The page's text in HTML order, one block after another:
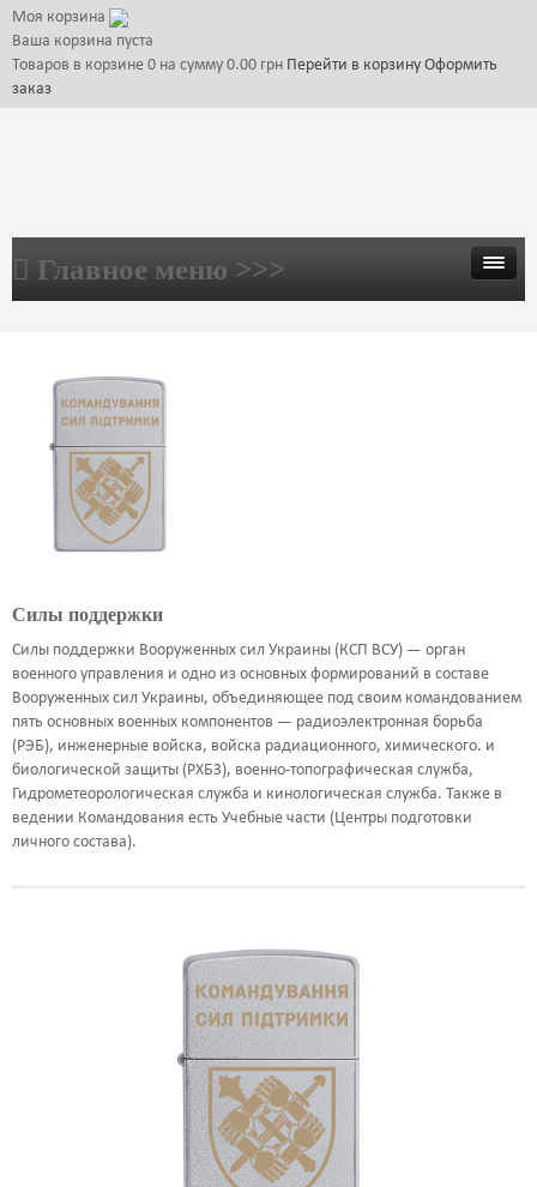
Моя корзина
Ваша корзина пуста
Товаров в корзине 0 на сумму 0.00 грн Перейти в корзину Оформить
заказ
Главное меню >>>
ТОВАРЫ
ГАЛЕРЕЯ
ЦЕНЫ
ШРИФТЫ
НАДПИСИ
КОНТАКТЫ
Силы поддержки
Силы поддержки Вооруженных сил Украины (КСП ВСУ) — орган
военного управления и одно из основных формирований в составе
Вооруженных сил Украины, объединяющее под своим командованием
пять основных военных компонентов — радиоэлектронная борьба
(РЭБ), инженерные войска, войска радиационного, химического. и
биологической защиты (РХБЗ), военно-топографическая служба,
Гидрометеорологическая служба и кинологическая служба. Также в
ведении Командования есть Учебные части (Центры подготовки
личного состава).